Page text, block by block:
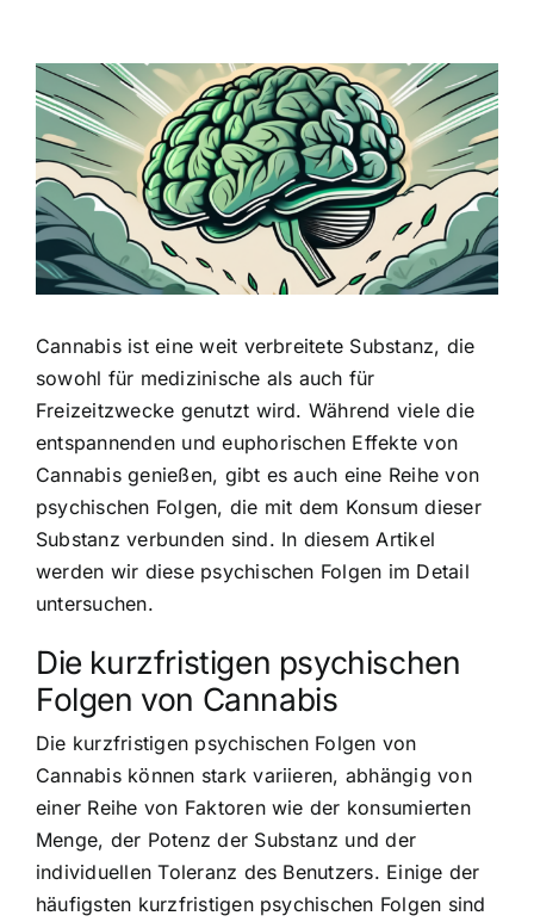
Zeige
grösseres
Bild
Cannabis ist eine weit verbreitete Substanz, die
sowohl für medizinische als auch für
Freizeitzwecke genutzt wird. Während viele die
entspannenden und euphorischen Effekte von
Cannabis genießen, gibt es auch eine Reihe von
psychischen Folgen, die mit dem Konsum dieser
Substanz verbunden sind. In diesem Artikel
werden wir diese psychischen Folgen im Detail
untersuchen.
Die kurzfristigen psychischen
Folgen von Cannabis
Die kurzfristigen psychischen Folgen von
Cannabis können stark variieren, abhängig von
einer Reihe von Faktoren wie der konsumierten
Menge, der Potenz der Substanz und der
individuellen Toleranz des Benutzers. Einige der
häufigsten kurzfristigen psychischen Folgen sind